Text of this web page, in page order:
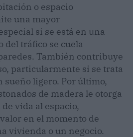
o espacio
una mayor
si se está en una
del tráfico se cuela
También contribuye
particularmente si se trata
sueño ligero. Por último,
de madera le otorga
vida al espacio,
en el momento de
vivienda o un negocio.